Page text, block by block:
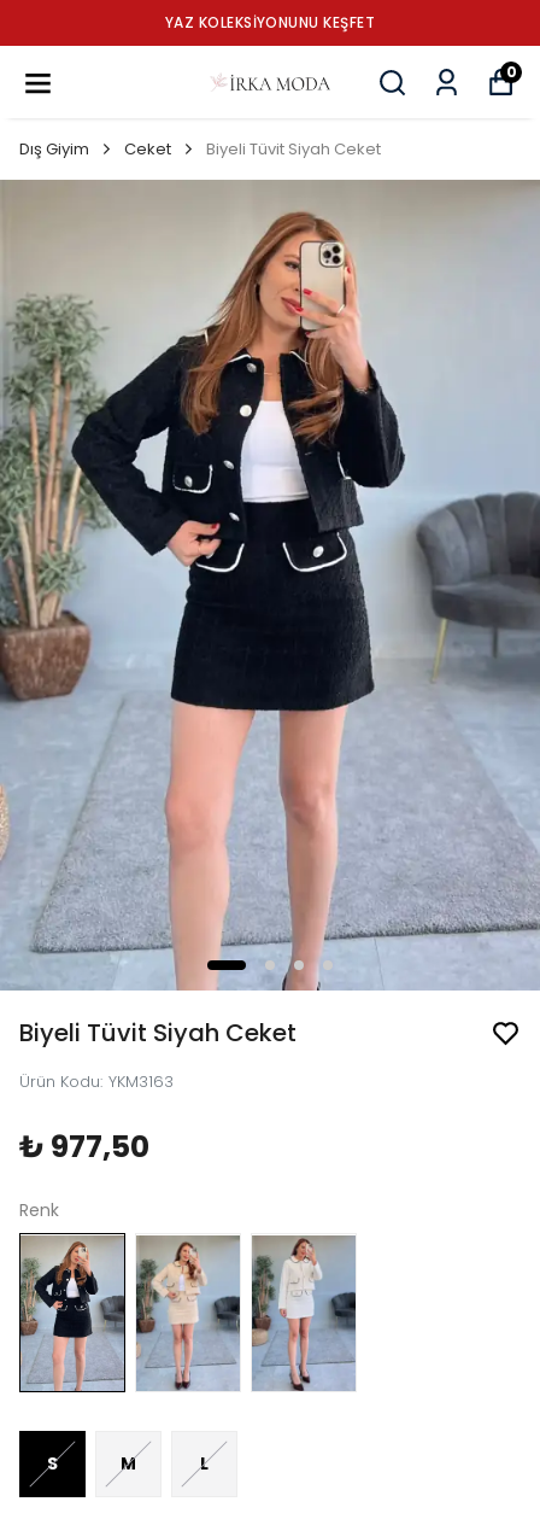
YAZ KOLEKSİYONUNU KEŞFET
0
Dış Giyim Ceket Biyeli Tüvit Siyah Ceket
Biyeli Tüvit Siyah Ceket
Ürün Kodu: YKM3163
₺ 977,50
Renk
S M L